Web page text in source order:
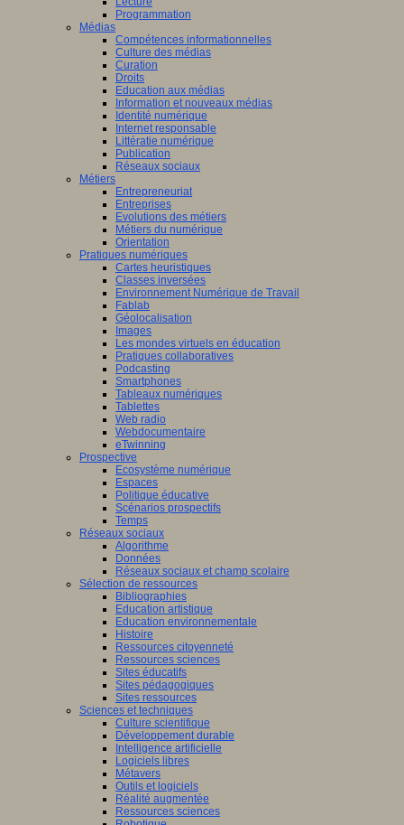
Programmation
Médias
Compétences informationnelles
Culture des médias
Curation
Droits
Education aux médias
Information et nouveaux médias
Identité numérique
Internet responsable
Littératie numérique
Publication
Réseaux sociaux
Métiers
Entrepreneuriat
Entreprises
Evolutions des métiers
Métiers du numérique
Orientation
Pratiques numériques
Cartes heuristiques
Classes inversées
Environnement Numérique de Travail
Fablab
Géolocalisation
Images
Les mondes virtuels en éducation
Pratiques collaboratives
Podcasting
Smartphones
Tableaux numériques
Tablettes
Web radio
Webdocumentaire
eTwinning
Prospective
Ecosystème numérique
Espaces
Politique éducative
Scénarios prospectifs
Temps
Réseaux sociaux
Algorithme
Données
Réseaux sociaux et champ scolaire
Sélection de ressources
Bibliographies
Education artistique
Education environnementale
Histoire
Ressources citoyenneté
Ressources sciences
Sites éducatifs
Sites pédagogiques
Sites ressources
Sciences et techniques
Culture scientifique
Développement durable
Intelligence artificielle
Logiciels libres
Métavers
Outils et logiciels
Réalité augmentée
Ressources sciences